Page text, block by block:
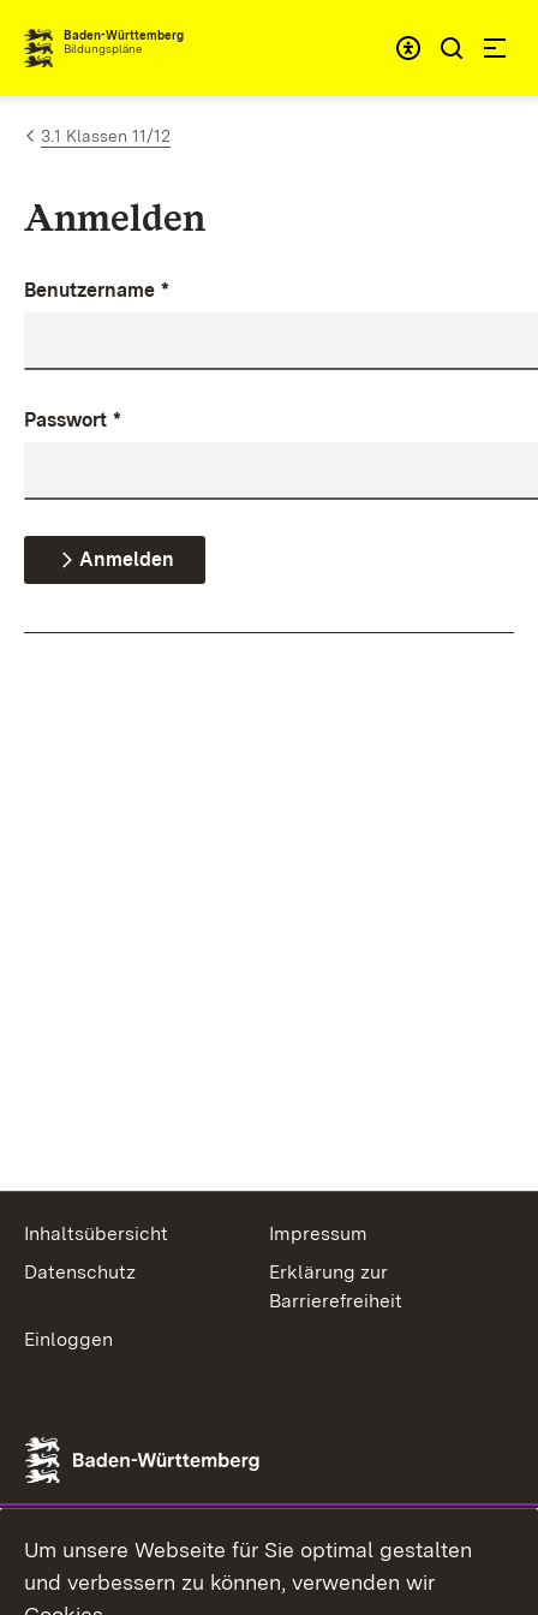
Zum Inhalt springen
Baden-Württemberg
Bildungspläne
3.1 Klassen 11/12
Anmelden
Benutzername *
Passwort *
Anmelden
Inhaltsübersicht
Impressum
Datenschutz
Erklärung zur
Barrierefreiheit
Einloggen
Um unsere Webseite für Sie optimal gestalten
und verbessern zu können, verwenden wir